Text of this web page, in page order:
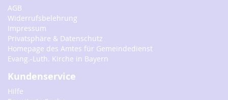
AGB
Widerrufsbelehrung
Impressum
Privatsphäre & Datenschutz
Homepage des Amtes für Gemeindedienst
Evang.-Luth. Kirche in Bayern
Kundenservice
Hilfe